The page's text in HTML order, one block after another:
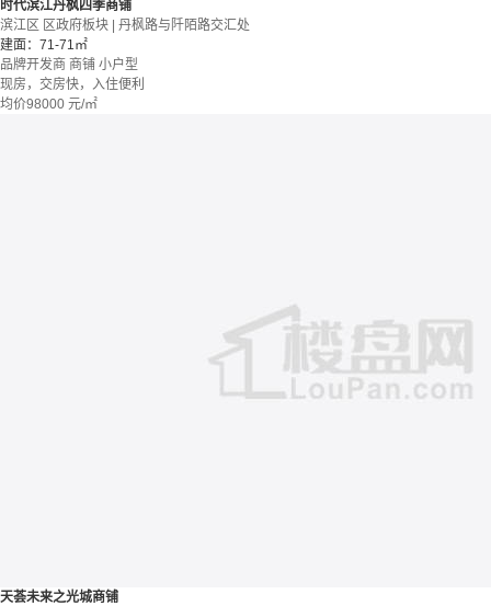
时代滨江丹枫四季商铺
滨江区 区政府板块 | 丹枫路与阡陌路交汇处
建面：71-71㎡
品牌开发商 商铺 小户型
现房，交房快，入住便利
均价98000 元/㎡
天荟未来之光城商铺